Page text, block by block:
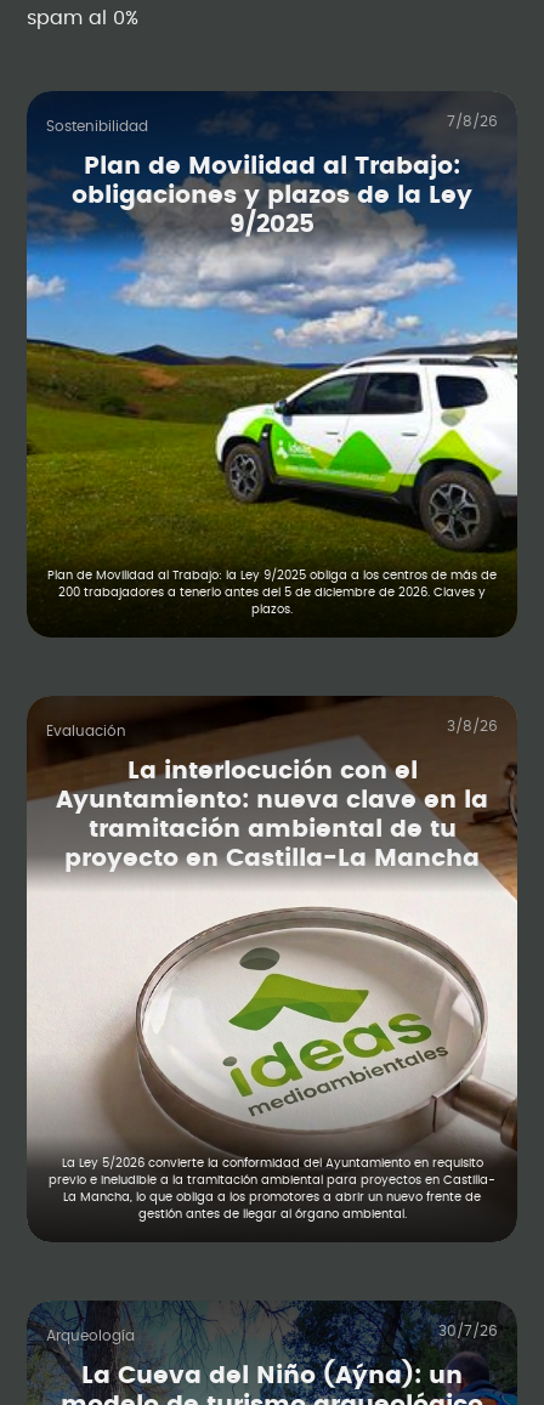
spam al 0%
Sostenibilidad 7/8/26
Plan de Movilidad al Trabajo:
obligaciones y plazos de la Ley
9/2025
Plan de Movilidad al Trabajo: la Ley 9/2025 obliga a los centros de más de
200 trabajadores a tenerlo antes del 5 de diciembre de 2026. Claves y
plazos.
Evaluación 3/8/26
La interlocución con el
Ayuntamiento: nueva clave en la
tramitación ambiental de tu
proyecto en Castilla-La Mancha
La Ley 5/2026 convierte la conformidad del Ayuntamiento en requisito
previo e ineludible a la tramitación ambiental para proyectos en Castilla-
La Mancha, lo que obliga a los promotores a abrir un nuevo frente de
gestión antes de llegar al órgano ambiental.
Arqueología 30/7/26
La Cueva del Niño (Aýna): un